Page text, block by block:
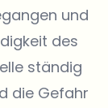
und
des
ständig
die Gefahr